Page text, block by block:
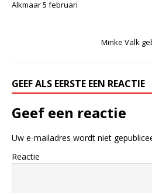
Alkmaar 5 februari
Minke Valk
GEEF ALS EERSTE EEN REACTIE
Geef een reactie
Uw e-mailadres wordt niet
Reactie